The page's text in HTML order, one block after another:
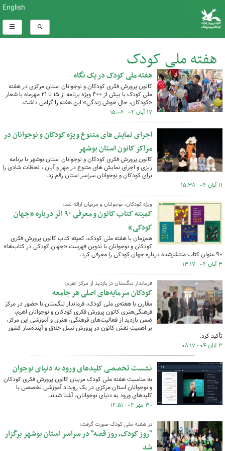
English
هفته ملی کودک
کل اخبار:1288 هفته ملی کودک در یک نگاه
کانون پرورش فکری کودکان و نوجوانان استان مرکزی در هفته
ملی کودک با بیش از ۴۰۰ ویژه برنامه از ۱۵ تا ۲۱ مهرماه با شعار
«کودکان، حال خوش زندگی» این هفته را گرامی داشت.
۱۷ آبان ۰۴ - ۱۵:۰۸
اجرای نمایش های متنوع ویژه کودکان و نوجوانان در
مراکز کانون استان بوشهر
کانون پرورش فکری کودکان و نوجوانان استان بوشهر با برنامه
ریزی و اجرای نمایش های متنوع در مهر و آبان ، لحظات شادی را
برای کودکان و نوجوانان سراسر استان رقم زد.
۱۱ آبان ۰۴ - ۱۵:۳۸
ویژه کودکان، نوجوانان و مربیان ارائه شد؛
کمیته کتاب کانون و معرفی ۹۰ اثر درباره «جهان
کودکی»
هم‌زمان با هفته ملی کودک، کمیته کتاب کانون پرورش فکری
کودکان و نوجوانان با تدوین فهرست «جهان کودکی در کتاب‌ها»
۹۰ عنوان کتاب منتشرشده درباره جهان کودکی را معرفی کرد.
۳ آبان ۰۴ - ۱۳:۱۷
فرماندار تنگستان در بازدید از مرکز اهرم؛
کودکان سرمایه‌های اصلی هر جامعه
مقارن با هفته‌ی ملی کودک، فرماندار تنگستان با حضور در مرکز
فرهنگی‌هنری کانون پرورش فکری کودکان و نوجوانان اهرم،
ضمن بازدید از فعالیت‌های فرهنگی، هنری و آموزشی این مرکز،
بر اهمیت نقش کانون در پرورش نسل خلاق و آینده‌ساز کشور
تأکید کرد.
۳ آبان ۰۴ - ۰۸:۱۷
نشست تخصصی کلیدهای ورود به دنیای نوجوان
به مناسبت هفته ملی کودک مربیان کانون پرورش فکری کودکان
و نوجوانان استان مرکزی در یک رویداد آموزشی تخصصی با
کلیدهای ورود به دنیای نوجوانان، آشنا شدند.
۳۰ مهر ۰۴ - ۱۴:۵۱
در هفته ملی کودک صورت گرفت؛
"روز کودک، روز قصه" در سراسر استان بوشهر برگزار
شد